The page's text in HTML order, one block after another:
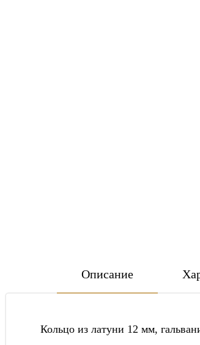
Описание
Кольцо из латуни 12 мм,